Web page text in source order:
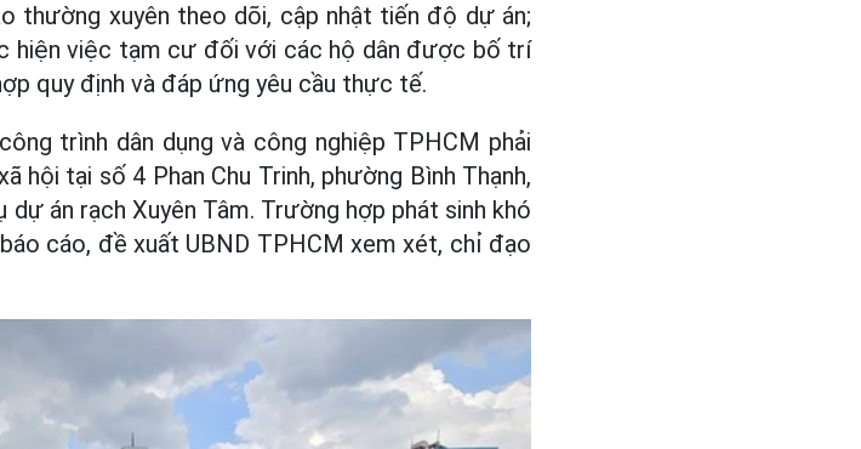
thường xuyên theo dõi, cập nhật tiến độ dự án;
hiện việc tạm cư đối với các hộ dân được bố trí
quy định và đáp ứng yêu cầu thực tế.
trình dân dụng và công nghiệp TPHCM phải
hội tại số 4 Phan Chu Trinh, phường Bình Thạnh,
án rạch Xuyên Tâm. Trường hợp phát sinh khó
cáo, đề xuất UBND TPHCM xem xét, chỉ đạo